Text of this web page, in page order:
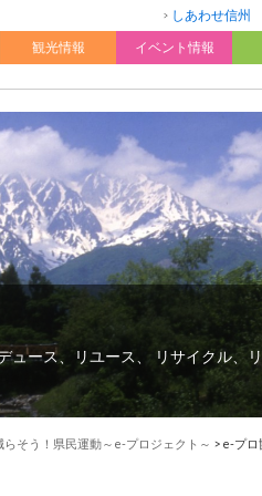
しあわせ信州
観光情報 イベント情報
ース、リユース、 リサイクル、
らそう！県民運動～e-プロジェクト～ > e-プロ